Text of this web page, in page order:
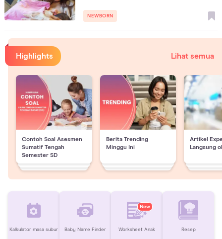
NEWBORN
Highlights Lihat semua
Contoh Soal Asesmen
Sumatif Tengah
Semester SD
Berita Trending
Minggu Ini
Artikel
Langsung
Kalkulator masa subur Baby Name Finder
New
Worksheet Anak Resep